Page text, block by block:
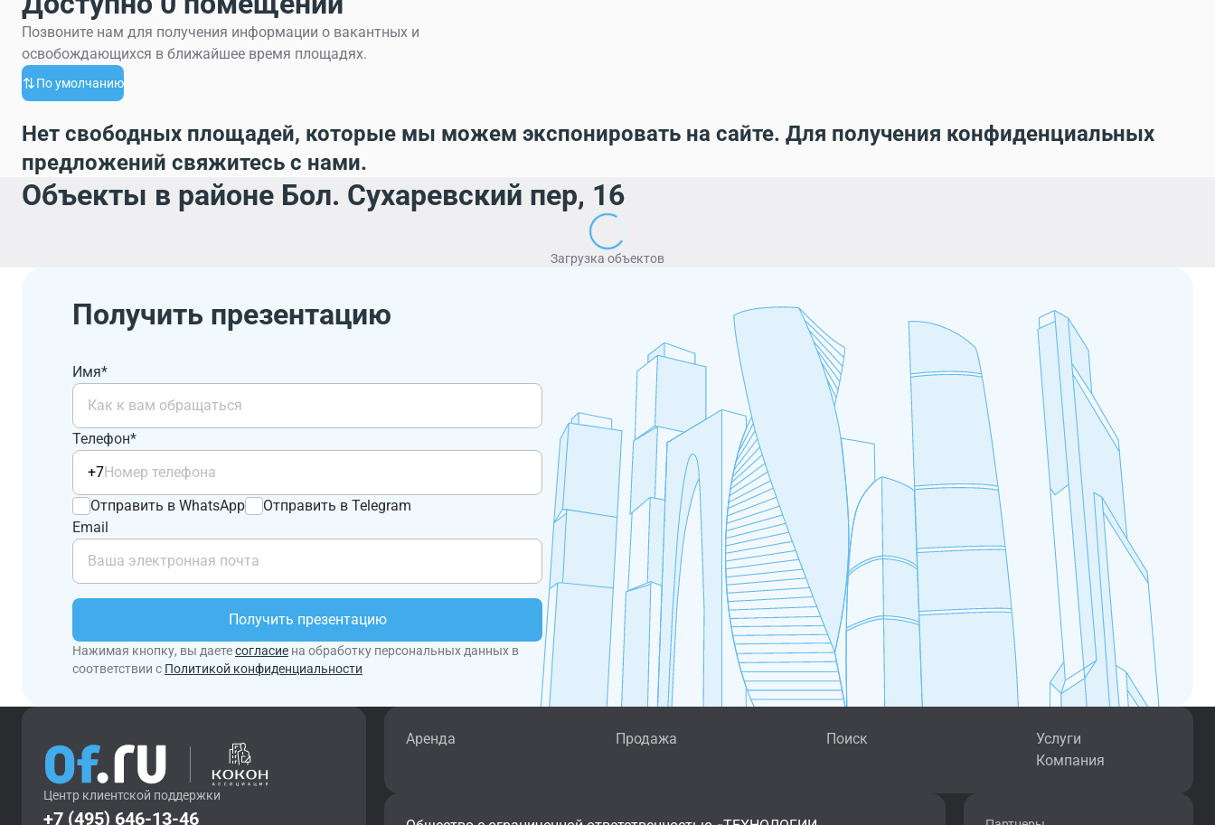
Позвоните нам для получения информации о вакантных и
освобождающихся в ближайшее время площадях.
По умолчанию
Нет свободных площадей, которые мы можем экспонировать на сайте. Для получения конфиденциальных
предложений свяжитесь с нами.
Объекты в районе Бол. Сухаревский пер, 16
Загрузка объектов
Получить презентацию
Имя*
Телефон*
+7
Отправить в WhatsApp
Отправить в Telegram
Email
Получить презентацию
Нажимая кнопку, вы даетесогласие на обработку персональных данных в
соответствии с Политикой конфиденциальности
Центр клиентской поддержки
+7 (495) 646-13-46
Аренда Продажа Поиск
Услуги
Компания